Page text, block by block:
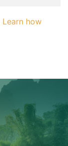
Learn how